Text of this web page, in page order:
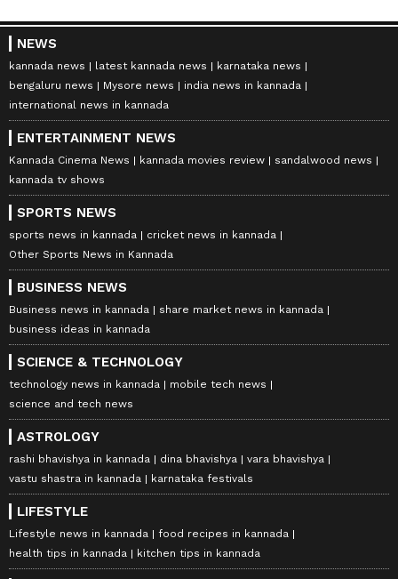
NEWS
kannada news latest kannada news
karnataka news
bengaluru news
Mysore news
india news in kannada
international news in kannada
ENTERTAINMENT NEWS
Kannada Cinema News kannada movies review
sandalwood news
kannada tv shows
SPORTS NEWS
sports news in kannada
cricket news in kannada
Other Sports News in Kannada
BUSINESS NEWS
Business news in kannada
share market news in kannada
business ideas in kannada
SCIENCE & TECHNOLOGY
technology news in kannada
mobile tech news
science and tech news
ASTROLOGY
rashi bhavishya in kannada dina bhavishya
vara bhavishya
vastu shastra in kannada
karnataka festivals
LIFESTYLE
Lifestyle news in kannada
food recipes in kannada
health tips in kannada
kitchen tips in kannada